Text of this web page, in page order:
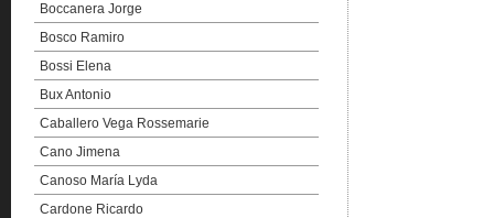
Boccanera Jorge
Bosco Ramiro
Bossi Elena
Bux Antonio
Caballero Vega Rossemarie
Cano Jimena
Canoso María Lyda
Cardone Ricardo